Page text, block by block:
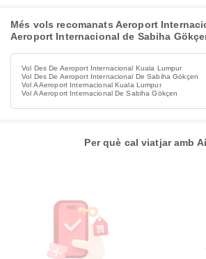
Més vols recomanats Aeroport
Aeroport Internacional de Sabiha
Vol Des De Aeroport Internacional Kuala Lumpur
Vol Des De Aeroport Internacional De Sabiha Gökçen
Vol A Aeroport Internacional Kuala Lumpur
Vol A Aeroport Internacional De Sabiha Gökçen
Per què cal viatjar amb